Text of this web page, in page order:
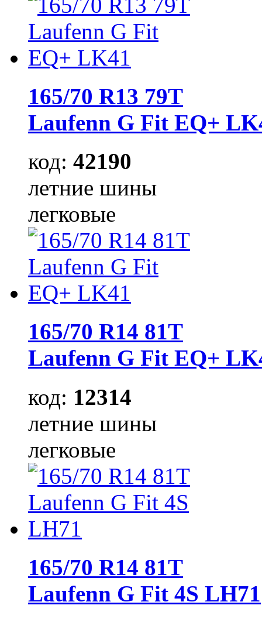
165/70 R13 79T
Laufenn G Fit EQ+
код: 42190
летние шины
легковые
165/70 R14 81T
Laufenn G Fit EQ+
код: 12314
летние шины
легковые
165/70 R14 81T
Laufenn G Fit 4S LH71